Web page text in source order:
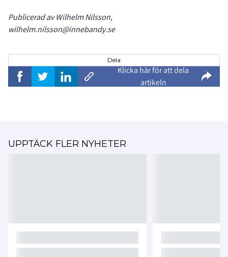
Publicerad av Wilhelm Nilsson,
wilhelm.nilsson@innebandy.se
Dela
Klicka här för att dela
artikeln
UPPTÄCK FLER NYHETER